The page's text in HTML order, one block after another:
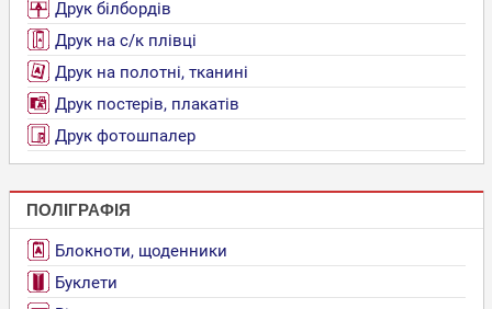
Друк білбордів
Друк на с/к плівці
Друк на полотні, тканині
Друк постерів, плакатів
Друк фотошпалер
ПОЛІГРАФІЯ
Блокноти, щоденники
Буклети